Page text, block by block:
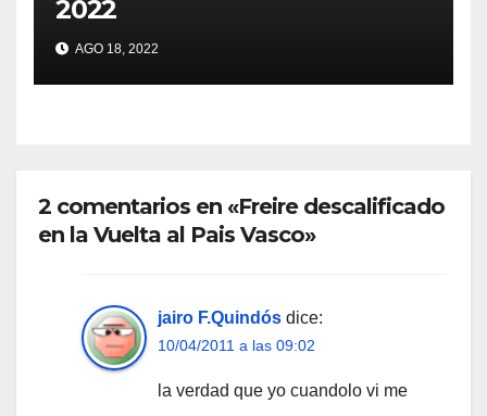
2022
AGO 18, 2022
2 comentarios en «Freire descalificado
en la Vuelta al Pais Vasco»
jairo F.Quindós dice:
10/04/2011 a las 09:02
la verdad que yo cuandolo vi me